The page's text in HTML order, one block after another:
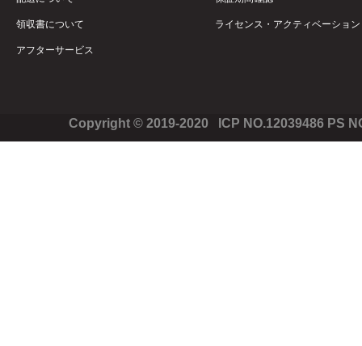
領収書について
アフターサービス
ライセンス・アクティベーション
Copyright © 2019-2020 ICP NO.12039486 PS